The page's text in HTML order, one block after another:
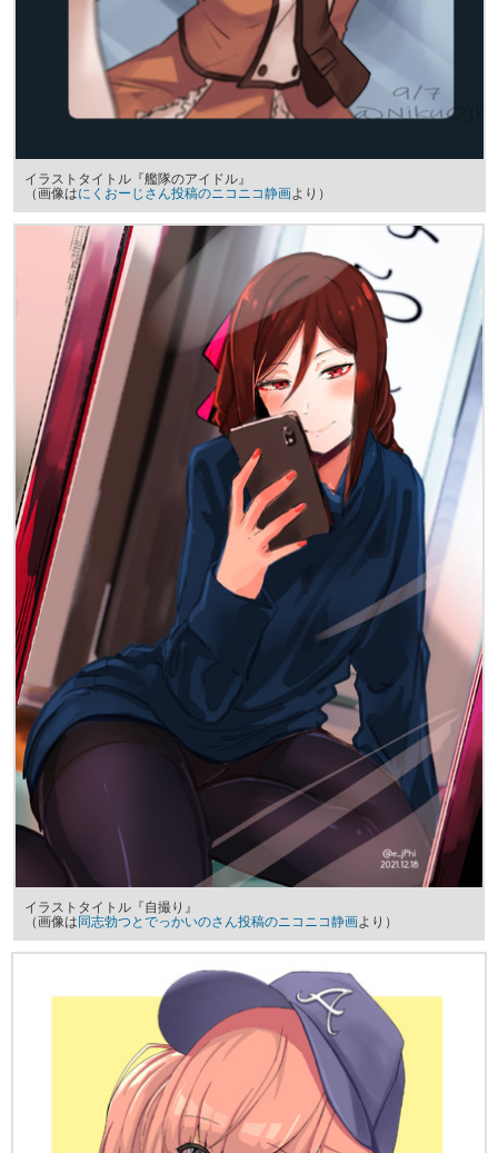
イラストタイトル『艦隊のアイドル』
（画像はにくおーじさん投稿のニコニコ静画より）
イラストタイトル『自撮り』
（画像は同志勃つとでっかいのさん投稿のニコニコ静画より）